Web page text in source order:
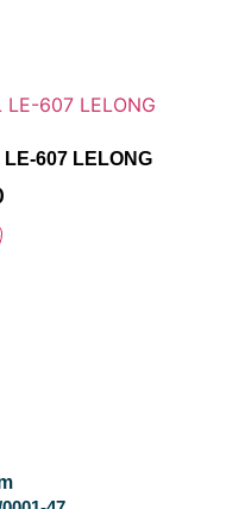
LE-607 LELONG